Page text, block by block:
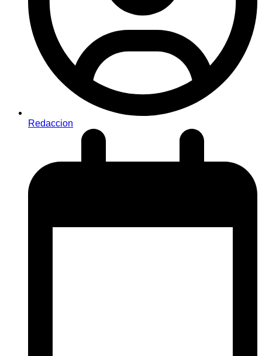
Redaccion